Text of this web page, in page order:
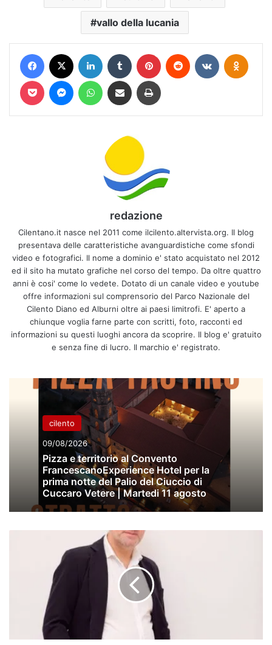
vallo della lucania
Facebook LinkedIn Tumblr Pinterest Reddit VKontakte
Pocket MessengerWhatsAppCondividi via mail Stampa
redazione
Cilentano.it nasce nel 2011 come ilcilento.altervista.org. Il blog
presentava delle caratteristiche avanguardistiche come sfondi
video e fotografici. Il nome a dominio e' stato acquistato nel 2012
ed il sito ha mutato grafiche nel corso del tempo. Da oltre quattro
anni è cosi' come lo vedete. Dotato di un canale video e youtube
offre informazioni sul comprensorio del Parco Nazionale del
Cilento Diano ed Alburni oltre ai paesi limitrofi. E' aperto a
chiunque voglia farne parte con scritti, foto, racconti ed
informazioni su questi luoghi ancora da scoprire. Il blog e' gratuito
e senza fine di lucro. Il marchio e' registrato.
cilento
09/08/2026
Pizza e territorio al Convento
FrancescanoExperience Hotel per la
prima notte del Palio del Ciuccio di
Cuccaro Vetere | Martedi 11 agosto
raccontare
la